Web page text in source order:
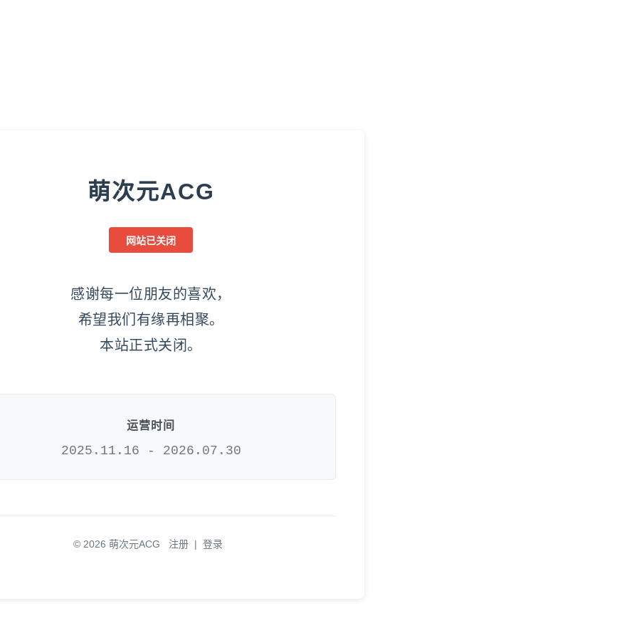
萌次元ACG
网站已关闭
感谢每一位朋友的喜欢，
希望我们有缘再相聚。
本站正式关闭。
运营时间
2025.11.16 - 2026.07.30
© 2026 萌次元ACG 注册 | 登录